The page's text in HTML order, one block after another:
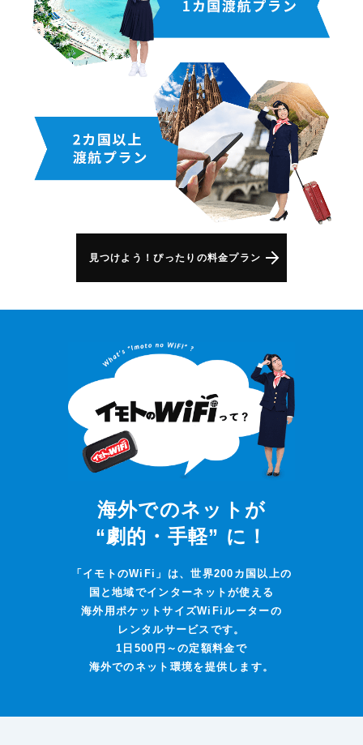
見つけよう！ぴったりの料金プラン
海外でのネットが
“劇的・手軽” に！
「イモトのWiFi」は、世界200カ国以上の
国と地域でインターネットが使える
海外用ポケットサイズWiFiルーターの
レンタルサービスです。
1日500円～の定額料金で
海外でのネット環境を提供します。